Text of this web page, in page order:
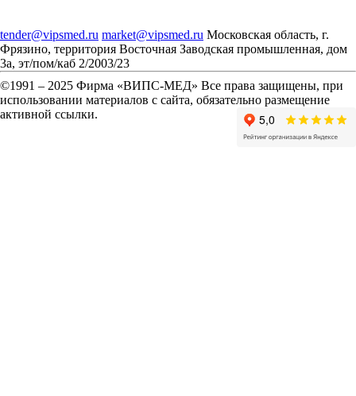
tender@vipsmed.ru market@vipsmed.ru Московская область, г.
Фрязино, территория Восточная Заводская промышленная, дом
3а, эт/пом/каб 2/2003/23
©1991 – 2025 Фирма «ВИПС-МЕД» Все права защищены, при
использовании материалов с сайта, обязательно размещение
активной ссылки.